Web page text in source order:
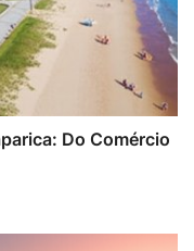
Do Comércio